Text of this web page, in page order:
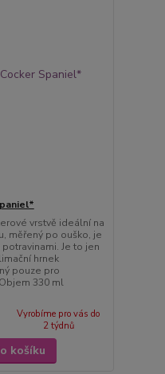
vrstvě ideální na
měřený po ouško, je
Je to jen
hrnek
pouze pro
330 ml
Vyrobíme pro vás do
2 týdnů
košíku